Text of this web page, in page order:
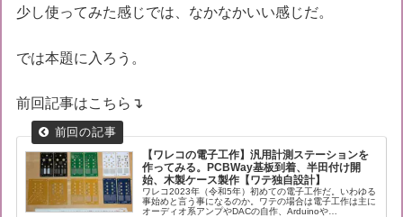
少し使ってみた感じでは、なかなかいい感じだ。
では本題に入ろう。
前回記事はこちら↴
【ワレコの電子工作】汎用計測ステーションを
作ってみる。PCBWay基板到着、半田付け開
始、木製ケース製作【ワテ独自設計】
ワレコ2023年（令和5年）初めての電子工作だ。いわゆる
事始めと言う事になるのか。ワテの場合は電子工作は主に
オーディオ系アンプやDACの自作、Arduinoや